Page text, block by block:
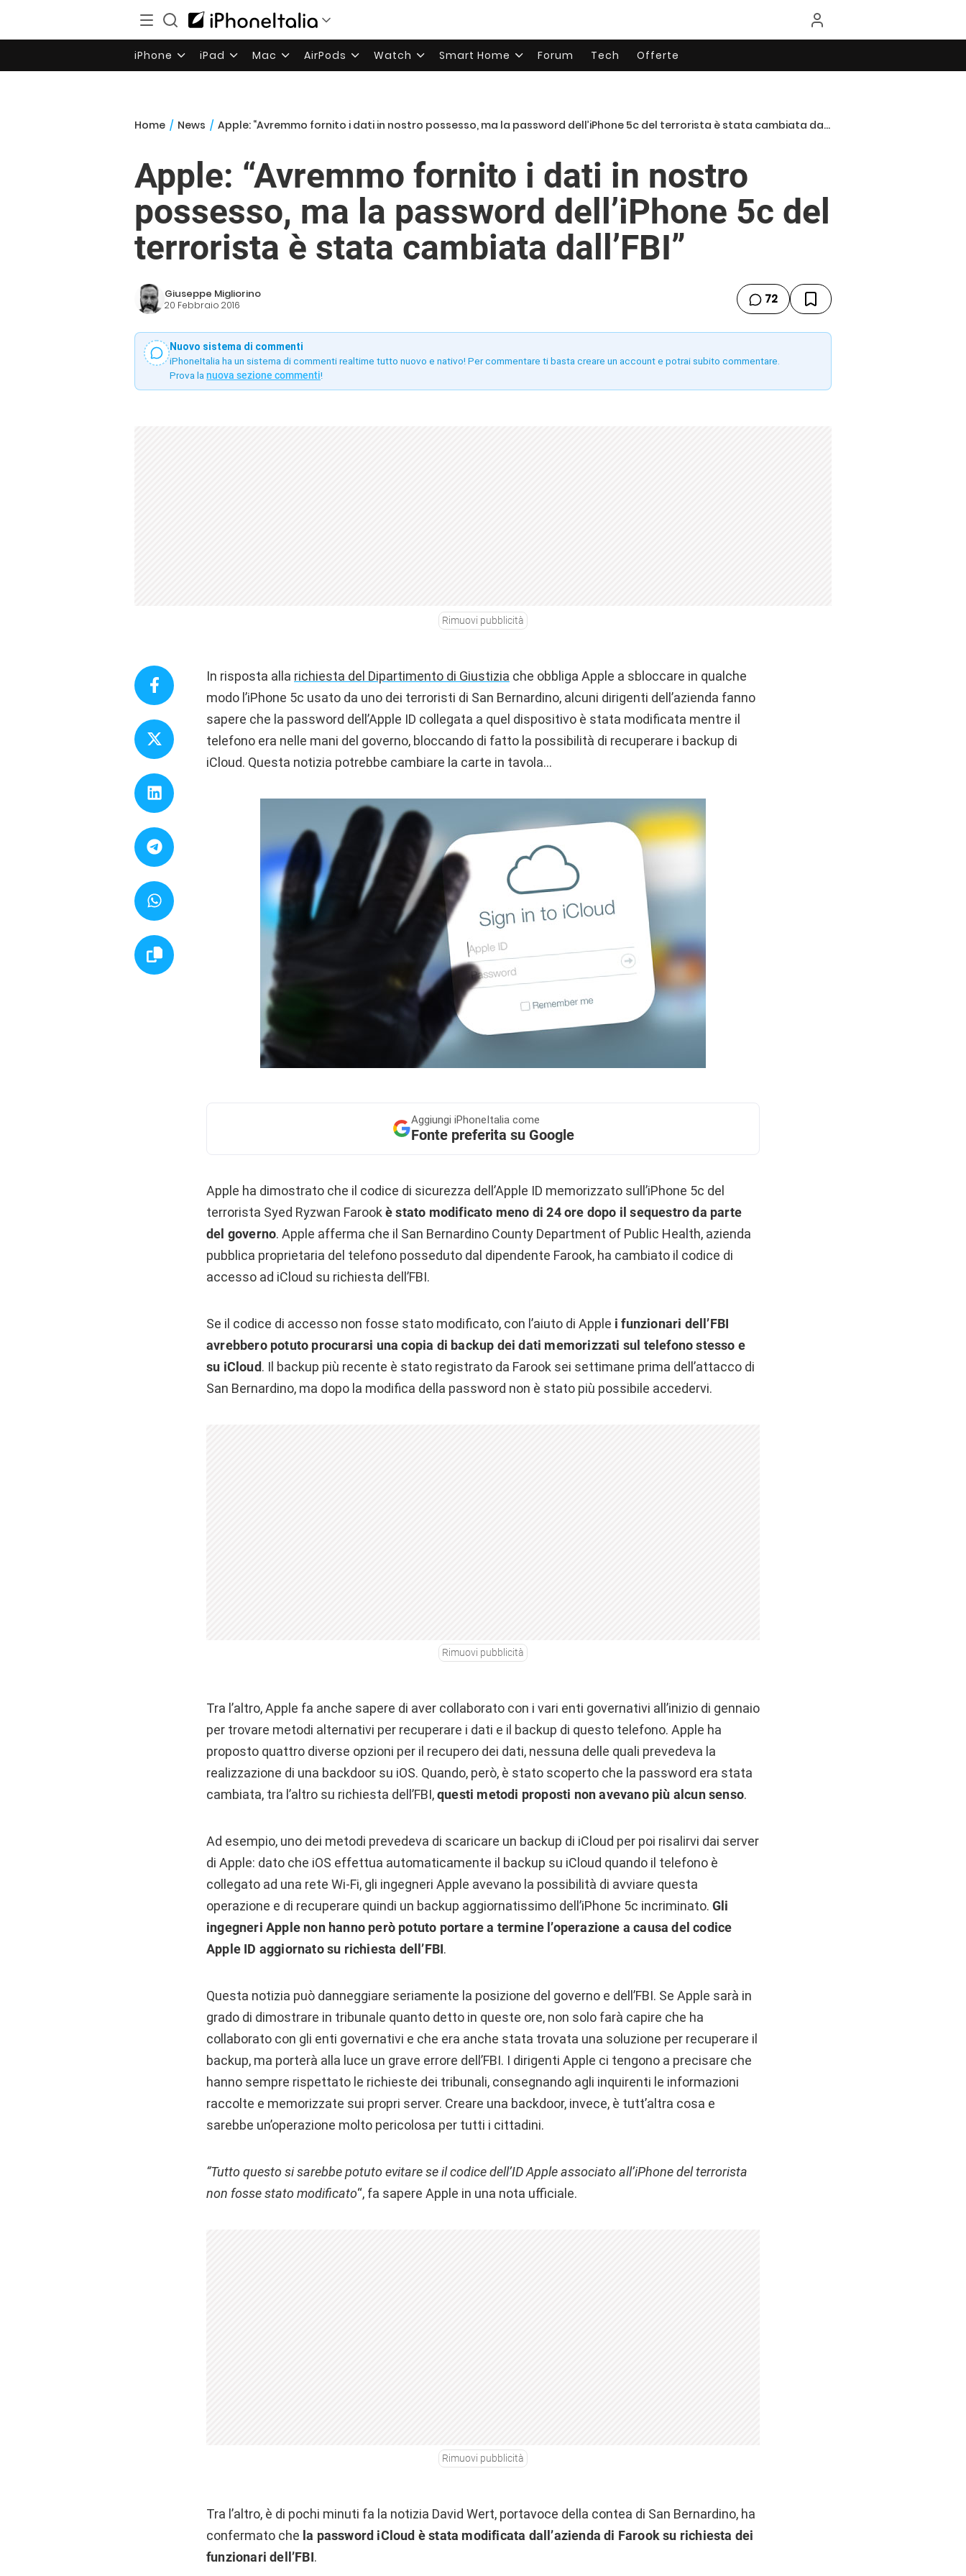
iPhone iPad Mac AirPods Watch Smart Home Forum Tech Offerte
Home / News / Apple: “Avremmo fornito i dati in nostro possesso, ma la password dell’iPhone 5c del terrorista è stata cambiata dall’FBI”
Apple: “Avremmo fornito i dati in nostro
possesso, ma la password dell’iPhone 5c del
terrorista è stata cambiata dall’FBI”
Giuseppe Migliorino
20 Febbraio 2016 72
Nuovo sistema di commenti
iPhoneItalia ha un sistema di commenti realtime tutto nuovo e nativo! Per commentare ti basta creare un account e potrai subito commentare.
Prova la nuova sezione commenti!
Rimuovi pubblicità
In risposta alla richiesta del Dipartimento di Giustizia che obbliga Apple a sbloccare in qualche
modo l’iPhone 5c usato da uno dei terroristi di San Bernardino, alcuni dirigenti dell’azienda fanno
sapere che la password dell’Apple ID collegata a quel dispositivo è stata modificata mentre il
telefono era nelle mani del governo, bloccando di fatto la possibilità di recuperare i backup di
iCloud. Questa notizia potrebbe cambiare la carte in tavola…
Aggiungi iPhoneItalia come
Fonte preferita su Google
Apple ha dimostrato che il codice di sicurezza dell’Apple ID memorizzato sull’iPhone 5c del
terrorista Syed Ryzwan Farook è stato modificato meno di 24 ore dopo il sequestro da parte
del governo. Apple afferma che il San Bernardino County Department of Public Health, azienda
pubblica proprietaria del telefono posseduto dal dipendente Farook, ha cambiato il codice di
accesso ad iCloud su richiesta dell’FBI.
Se il codice di accesso non fosse stato modificato, con l’aiuto di Apple i funzionari dell’FBI
avrebbero potuto procurarsi una copia di backup dei dati memorizzati sul telefono stesso e
su iCloud. Il backup più recente è stato registrato da Farook sei settimane prima dell’attacco di
San Bernardino, ma dopo la modifica della password non è stato più possibile accedervi.
Rimuovi pubblicità
Tra l’altro, Apple fa anche sapere di aver collaborato con i vari enti governativi all’inizio di gennaio
per trovare metodi alternativi per recuperare i dati e il backup di questo telefono. Apple ha
proposto quattro diverse opzioni per il recupero dei dati, nessuna delle quali prevedeva la
realizzazione di una backdoor su iOS. Quando, però, è stato scoperto che la password era stata
cambiata, tra l’altro su richiesta dell’FBI,questi metodi proposti non avevano più alcun senso.
Ad esempio, uno dei metodi prevedeva di scaricare un backup di iCloud per poi risalirvi dai server
di Apple: dato che iOS effettua automaticamente il backup su iCloud quando il telefono è
collegato ad una rete Wi-Fi, gli ingegneri Apple avevano la possibilità di avviare questa
operazione e di recuperare quindi un backup aggiornatissimo dell’iPhone 5c incriminato. Gli
ingegneri Apple non hanno però potuto portare a termine l’operazione a causa del codice
Apple ID aggiornato su richiesta dell’FBI.
Questa notizia può danneggiare seriamente la posizione del governo e dell’FBI. Se Apple sarà in
grado di dimostrare in tribunale quanto detto in queste ore, non solo farà capire che ha
collaborato con gli enti governativi e che era anche stata trovata una soluzione per recuperare il
backup, ma porterà alla luce un grave errore dell’FBI. I dirigenti Apple ci tengono a precisare che
hanno sempre rispettato le richieste dei tribunali, consegnando agli inquirenti le informazioni
raccolte e memorizzate sui propri server. Creare una backdoor, invece, è tutt’altra cosa e
sarebbe un’operazione molto pericolosa per tutti i cittadini.
“Tutto questo si sarebbe potuto evitare se il codice dell’ID Apple associato all’iPhone del terrorista
non fosse stato modificato“, fa sapere Apple in una nota ufficiale.
Rimuovi pubblicità
Tra l’altro, è di pochi minuti fa la notizia David Wert, portavoce della contea di San Bernardino, ha
confermato che la password iCloud è stata modificata dall’azienda di Farook su richiesta dei
funzionari dell’FBI.